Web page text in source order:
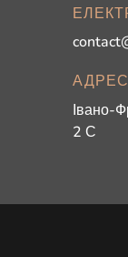
АДРЕС
Івано-
2 С